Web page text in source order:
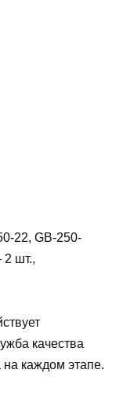
22, GB-250-
2 шт.,
качества
на каждом этапе.